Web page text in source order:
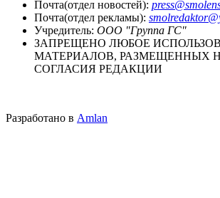
Почта(отдел новостей):
Почта(отдел рекламы):
Учредитель: ООО "Группа ГС"
ЗАПРЕЩЕНО ЛЮБОЕ
МАТЕРИАЛОВ, РАЗМЕЩЕННЫХ
СОГЛАСИЯ РЕДАКЦИИ
Разработано в Amlan